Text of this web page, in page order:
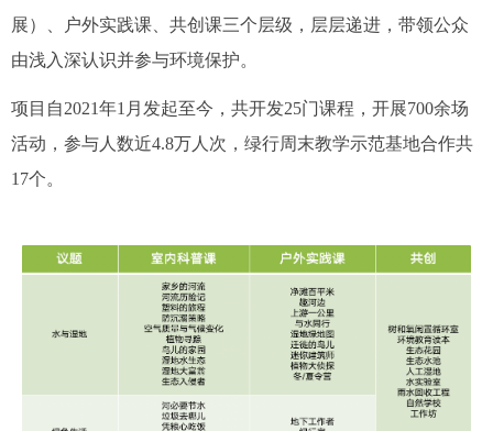
展）、户外实践课、共创课三个层级，层层递进，带领公众
由浅入深认识并参与环境保护。
项目自2021年1月发起至今，共开发25门课程，开展700余场
活动，参与人数近4.8万人次，绿行周末教学示范基地合作共
17个。